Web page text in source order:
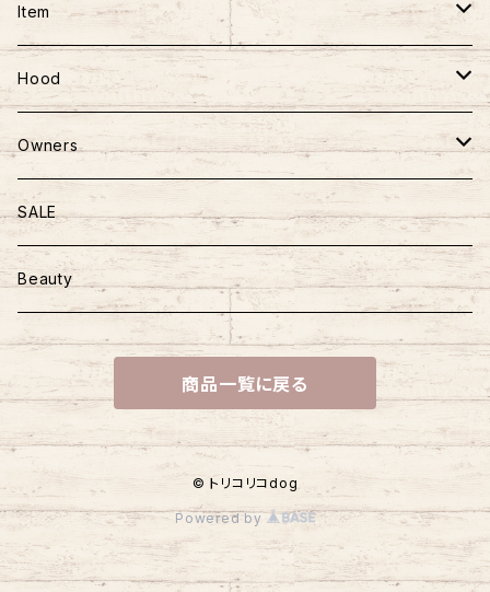
フーディー
アウター
ニット
スカート
ワンピース
ロンパース
Item
おもちゃ
かばん
ハーネス＆リード
おさんぽアイテム
Hood
ごはん
おやつ
トッピング
Owners
マザーズバッグ
SALE
Beauty
商品一覧に戻る
© トリコリコdog
Powered by